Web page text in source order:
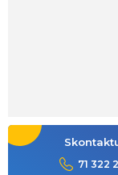
71 322